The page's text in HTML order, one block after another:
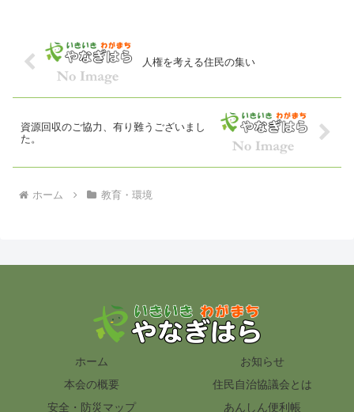
人権を考える住民の集い
資源回収のご協力、有り難うございまし
た。
ホーム 教育・環境
ホーム
お知らせ
本会の概要
住民自治協議会とは
安全・防災マップ
あんしん便利帳